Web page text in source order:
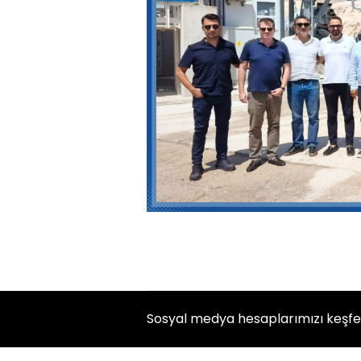
Sosyal medya hesaplarımızı